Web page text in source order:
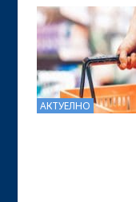
АКТУЕЛНО